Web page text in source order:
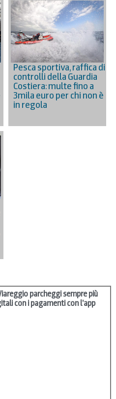
Pesca sportiva, raffica di
controlli della Guardia
Costiera: multe fino a
3mila euro per chi non è
in regola
parcheggi sempre più
con i pagamenti con l’app